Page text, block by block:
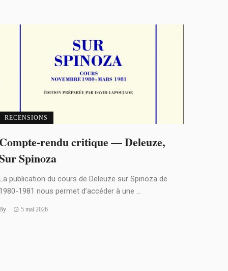
RECENSIONS
Compte-rendu critique — Deleuze,
Spinoza
publication du cours de Deleuze sur Spinoza de
1980-1981 nous permet d’accéder à une ...
5 mai 2026